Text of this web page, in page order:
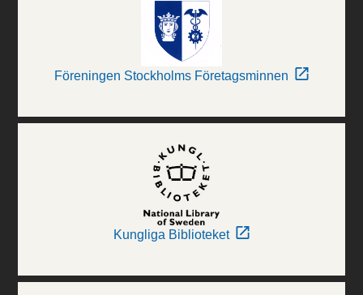
Föreningen Stockholms Företagsminnen
Kungliga Biblioteket